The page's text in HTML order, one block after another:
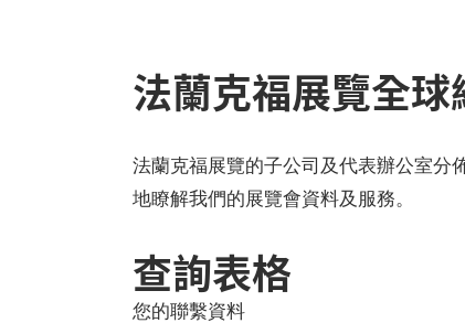
法蘭克福展覽全球
法蘭克福展覽的子公司及代表辦公室分
地瞭解我們的展覽會資料及服務。
查詢表格
您的聯繫資料